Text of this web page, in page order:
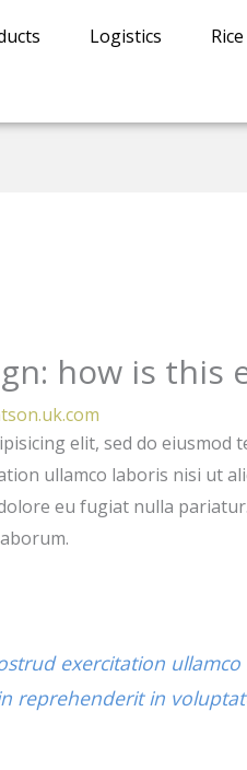
Logistics
how is this
elit, sed do
ullamco laboris nisi ut
eu fugiat nulla
exercitation
reprehenderit in